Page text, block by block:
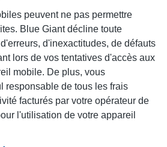
peuvent ne pas permettre
Blue Giant décline toute
d'inexactitudes, de défauts
lors de vos tentatives d'accès aux
mobile. De plus, vous
responsable de tous les frais
facturés par votre opérateur de
l'utilisation de votre appareil